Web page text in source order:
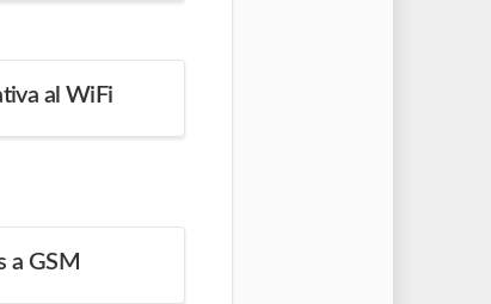
al WiFi
a GSM